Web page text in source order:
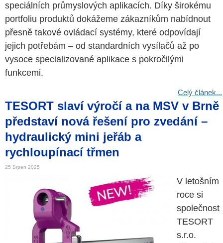
speciálních průmyslových aplikacích. Díky širokému
portfoliu produktů dokážeme zákazníkům nabídnout
přesně takové ovládací systémy, které odpovídají
jejich potřebám – od standardních vysílačů až po
vysoce specializované aplikace s pokročilými
funkcemi.
Celý článek...
TESORT slaví výročí a na MSV v Brně
představí nová řešení pro zvedání –
hydraulický mini jeřáb a
rychloupínací třmen
25 Srpen 2025
V letošním
roce si
společnost
TESORT
s.r.o.